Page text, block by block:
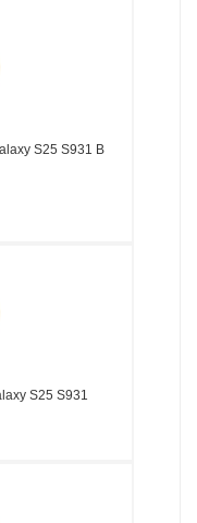
S25 S931 В
S25 S931